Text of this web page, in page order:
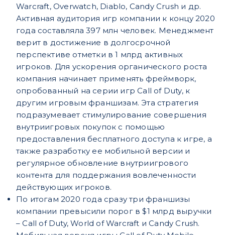
Warcraft, Overwatch, Diablo, Candy Crush и др.
Активная аудитория игр компании к концу 2020
года составляла 397 млн человек. Менеджмент
верит в достижение в долгосрочной
перспективе отметки в 1 млрд активных
игроков. Для ускорения органического роста
компания начинает применять фреймворк,
опробованный на серии игр Call of Duty, к
другим игровым франшизам. Эта стратегия
подразумевает стимулирование совершения
внутриигровых покупок с помощью
предоставления бесплатного доступа к игре, а
также разработку ее мобильной версии и
регулярное обновление внутриигрового
контента для поддержания вовлеченности
действующих игроков.
По итогам 2020 года сразу три франшизы
компании превысили порог в $1 млрд выручки
– Call of Duty, World of Warcraft и Candy Crush.